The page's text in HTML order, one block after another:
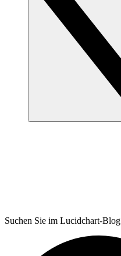
Suchen Sie im Lucidchart-Blog